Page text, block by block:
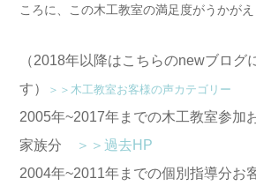
ころに、この木工教室の満足度がうかがえ
（2018年以降はこちらのnewブログ
す）
＞＞木工教室お客様の声カテゴリー
2005年~2017年までの木工教室参
家族分
＞＞過去HP
2004年~2011年までの個別指導